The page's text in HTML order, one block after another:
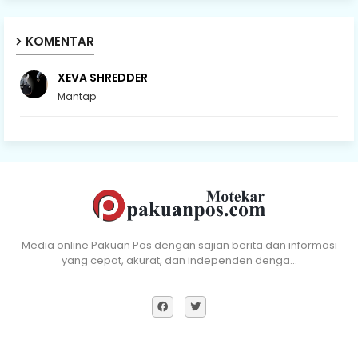
KOMENTAR
XEVA SHREDDER
Mantap
Media online Pakuan Pos dengan sajian berita dan informasi
yang cepat, akurat, dan independen denga…